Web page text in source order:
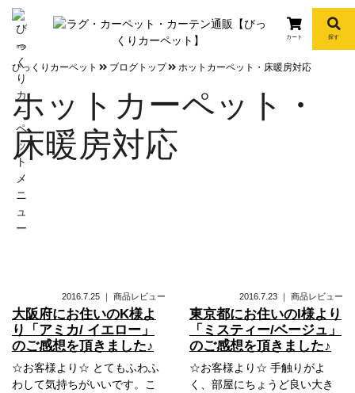
info
カート 探す
びっくりカーペット ブログトップ ホットカーペット・床暖房対応
ホットカーペット・
床暖房対応
2016.7.25 ｜ 商品レビュー
大阪府にお住いのK様よ
り「アミカ/ イエロー」
のご感想を頂きました♪
☆お客様より☆ とてもふわふ
わして気持ちがいいです。こ
2016.7.23 ｜ 商品レビュー
東京都にお住いのI様より
「ミスティー/ベージュ」
のご感想を頂きました♪
☆お客様より☆ 手触りがよ
く、部屋にちょうど良い大き